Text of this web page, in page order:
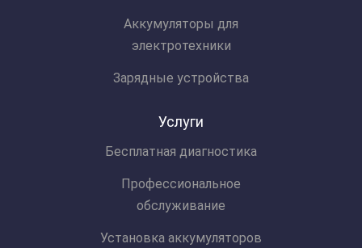
Аккумуляторы для
электротехники
Зарядные устройства
Услуги
Бесплатная диагностика
Профессиональное
обслуживание
Установка аккумуляторов